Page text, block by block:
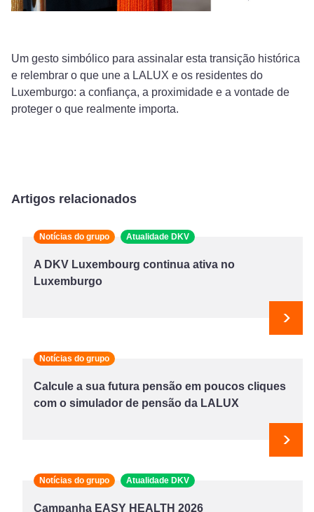
Um gesto simbólico para assinalar esta transição histórica
e relembrar o que une a LALUX e os residentes do
Luxemburgo: a confiança, a proximidade e a vontade de
proteger o que realmente importa.
Artigos relacionados
Notícias do grupo Atualidade DKV
A DKV Luxembourg continua ativa no
Luxemburgo
Notícias do grupo
Calcule a sua futura pensão em poucos cliques
com o simulador de pensão da LALUX
Notícias do grupo Atualidade DKV
Campanha EASY HEALTH 2026